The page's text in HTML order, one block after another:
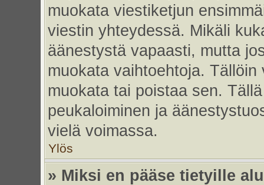
muokata viestiketjun
viestin yhteydessä. Mikäli
äänestystä vapaasti, mutta
muokata vaihtoehtoja.
muokata tai poistaa sen.
peukaloiminen ja
vielä voimassa.
Ylös
» Miksi en pääse tietyille